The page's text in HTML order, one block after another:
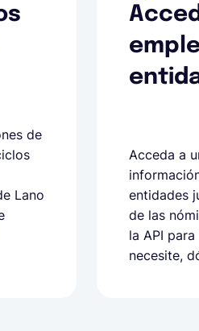
de
Lano
Acceda a
entidades
de las
la API
necesite,